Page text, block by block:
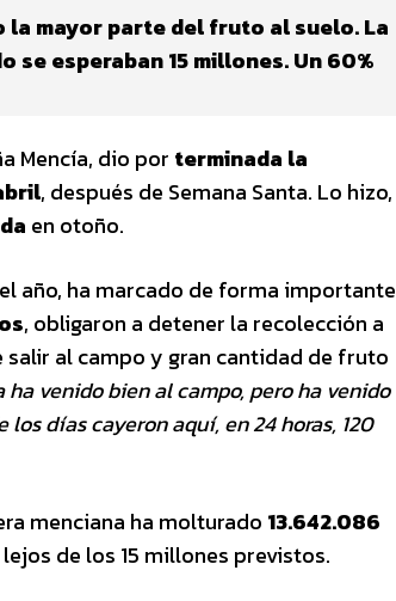
mayor parte del fruto al suelo. La
esperaban 15 millones. Un 60%
Mencía, dio por terminada la
, después de Semana Santa. Lo hizo,
en otoño.
año, ha marcado de forma importante
, obligaron a detener la recolección a
al campo y gran cantidad de fruto
ha venido bien al campo, pero ha venido
los días cayeron aquí, en 24 horas, 120
menciana ha molturado 13.642.086
de los 15 millones previstos.